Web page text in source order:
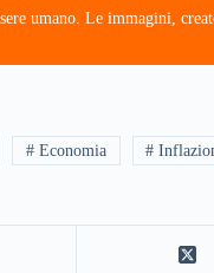
umano. Le immagini,
# Economia #